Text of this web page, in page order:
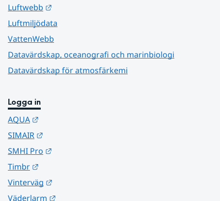
Luftwebb
Luftmiljödata
VattenWebb
Datavärdskap, oceanografi och marinbiologi
Datavärdskap för atmosfärkemi
Logga in
AQUA
SIMAIR
SMHI Pro
Timbr
Vinterväg
Väderlarm